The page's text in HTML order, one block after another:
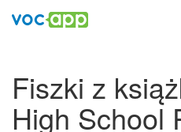
Fiszki z
High School